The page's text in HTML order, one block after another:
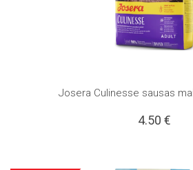
Josera Culinesse sausas
4.50 €